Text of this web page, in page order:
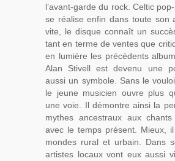
l’avant-garde du rock. Celtic
se réalise enfin dans toute son
vite, le disque connaît un
tant en terme de ventes que
en lumière les précédents
Alan Stivell est devenu une
aussi un symbole. Sans le
le jeune musicien ouvre plus
une voie. Il démontre ainsi la
mythes ancestraux aux
avec le temps présent. Mieux,
mondes rural et urbain. Dans
artistes locaux vont eux aussi